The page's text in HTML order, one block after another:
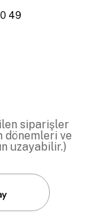
49
siparişler
dönemleri ve
uzayabilir.)